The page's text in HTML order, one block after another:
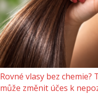
Rovné vlasy bez
může změnit účes k